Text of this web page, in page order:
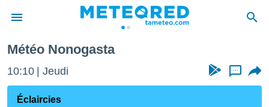
de
Météo Nonogasta
10:10 Jeudi ...
Éclaircies